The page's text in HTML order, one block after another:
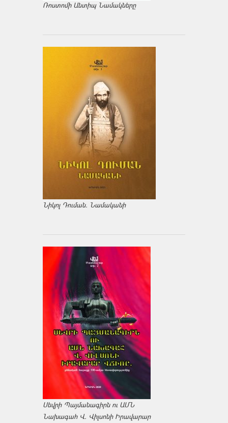
Ռոստոմի Անտիպ Նամակները
Նիկոլ Դուման. Նամականի
Սեվրի Պայմանագիրն ու ԱՄՆ
Նախագահ Վ. Վիլսոնի Իրավարար